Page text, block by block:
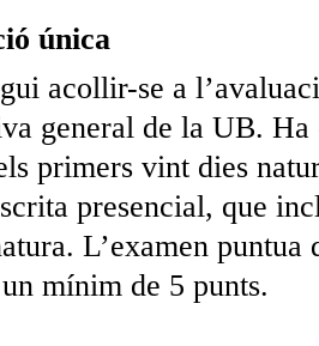
única
acollir-se a
general de la UB.
primers vint dies
presencial, que
L’examen
mínim de 5 punts.